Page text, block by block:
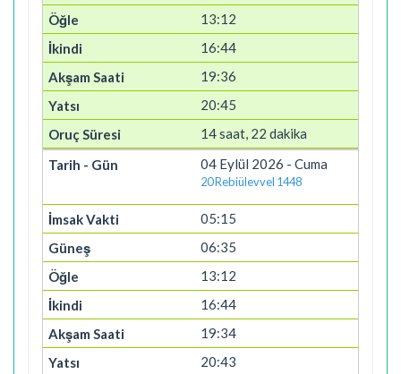
13:12
16:44
19:36
20:45
14 saat, 22 dakika
04 Eylül 2026 - Cuma
20 Rebiülevvel 1448
05:15
06:35
13:12
16:44
19:34
20:43